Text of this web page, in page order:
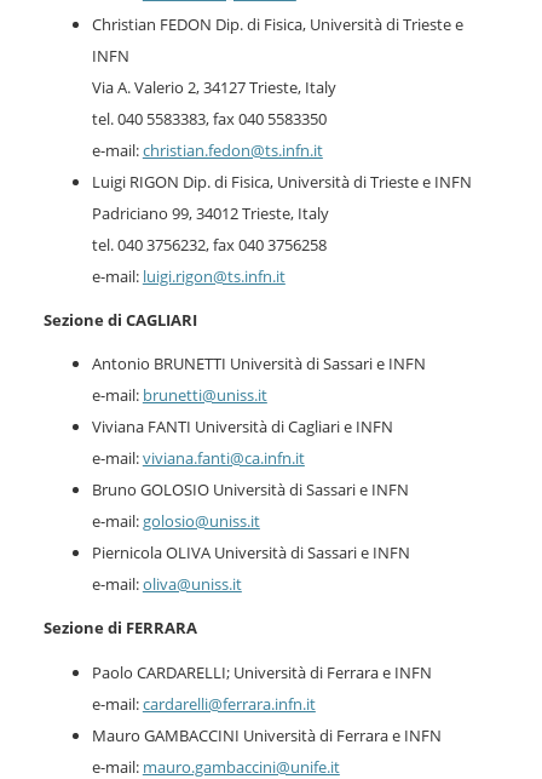
Christian FEDON Dip. di Fisica, Università di Trieste e
INFN
Via A. Valerio 2, 34127 Trieste, Italy
tel. 040 5583383, fax 040 5583350
e-mail:christian.fedon@ts.infn.it
Luigi RIGON Dip. di Fisica, Università di Trieste e INFN
Padriciano 99, 34012 Trieste, Italy
tel. 040 3756232, fax 040 3756258
e-mail: luigi.rigon@ts.infn.it
Sezione di CAGLIARI
Antonio BRUNETTI Università di Sassari e INFN
e-mail: brunetti@uniss.it
Viviana FANTI Università di Cagliari e INFN
e-mail:viviana.fanti@ca.infn.it
Bruno GOLOSIO Università di Sassari e INFN
e-mail:golosio@uniss.it
Piernicola OLIVA Università di Sassari e INFN
e-mail:oliva@uniss.it
Sezione di FERRARA
Paolo CARDARELLI; Università di Ferrara e INFN
e-mail:cardarelli@ferrara.infn.it
Mauro GAMBACCINI Università di Ferrara e INFN
e-mail: mauro.gambaccini@unife.it